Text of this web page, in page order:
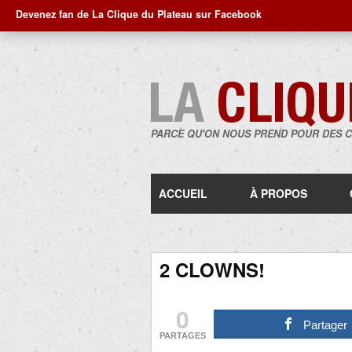
Devenez fan de La Clique du Plateau sur Facebook
PARCE QU'ON NOUS PREND POUR DES
ACCUEIL À PROPOS
2 CLOWNS!
0
PARTAGES
Partager